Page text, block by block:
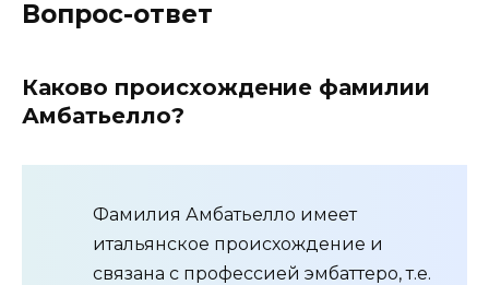
Вопрос-ответ
Каково происхождение фамилии
Амбатьелло?
Фамилия Амбатьелло имеет
итальянское происхождение и
связана с профессией эмбаттеро, т.е.